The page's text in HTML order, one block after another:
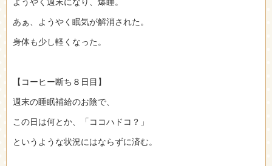
あぁ、ようやく眠気が解消された。
身体も少し軽くなった。
【コーヒー断ち８日目】
週末の睡眠補給のお陰で、
この日は何とか、「ココハドコ？」
というような状況にはならずに済む。